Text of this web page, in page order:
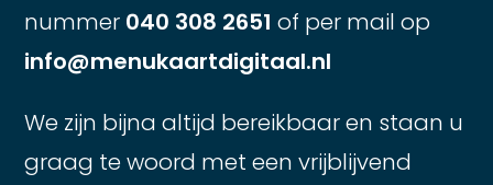
nummer 040 308 2651 of per mail op
info@menukaartdigitaal.nl
We zijn bijna altijd bereikbaar en staan u
graag te woord met een vrijblijvend